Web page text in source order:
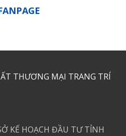
THƯƠNG MẠI TRANG TRÍ
KẾ HOẠCH ĐẦU TƯ TỈNH